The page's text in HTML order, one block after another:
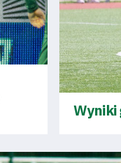
Wyniki